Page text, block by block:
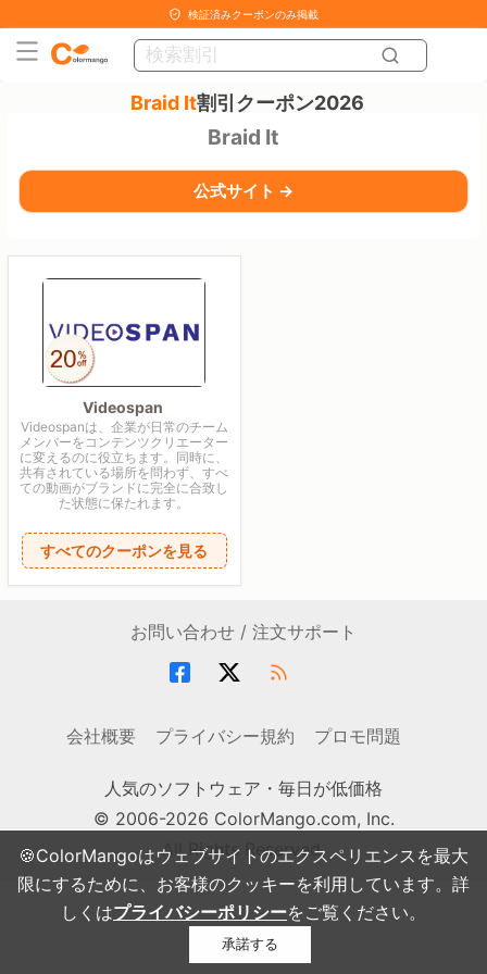
🍪ColorMangoはウェブサイトのエクスペリエンスを最大
限にするために、お客様のクッキーを利用しています。詳
しくはプライバシーポリシーをご覧ください。
承諾する
検証済みクーポンのみ掲載
Braid It割引クーポン2026
Braid It
公式サイト →
Videospan
Videospanは、企業が日常のチーム
メンバーをコンテンツクリエーター
に変えるのに役立ちます。同時に、
共有されている場所を問わず、すべ
ての動画がブランドに完全に合致し
た状態に保たれます。
すべてのクーポンを見る
お問い合わせ / 注文サポート
会社概要 プライバシー規約 プロモ問題
人気のソフトウェア・毎日が低価格
© 2006-2026 ColorMango.com, Inc.
All Rights Reserved.